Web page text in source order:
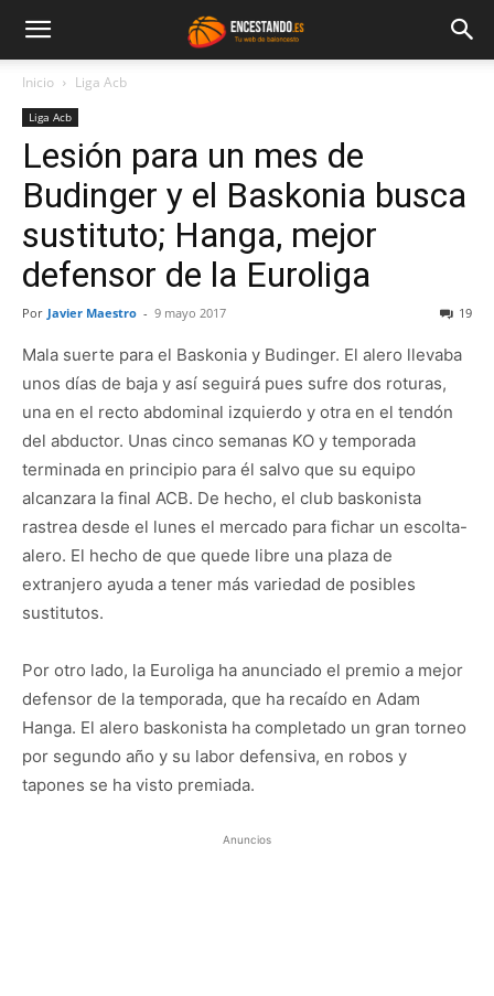
Inicio Liga Acb
Liga Acb
Lesión para un mes de
Budinger y el Baskonia busca
sustituto; Hanga, mejor
defensor de la Euroliga
Por Javier Maestro - 9 mayo 2017 19
Mala suerte para el Baskonia y Budinger. El alero llevaba
unos días de baja y así seguirá pues sufre dos roturas,
una en el recto abdominal izquierdo y otra en el tendón
del abductor. Unas cinco semanas KO y temporada
terminada en principio para él salvo que su equipo
alcanzara la final ACB. De hecho, el club baskonista
rastrea desde el lunes el mercado para fichar un escolta-
alero. El hecho de que quede libre una plaza de
extranjero ayuda a tener más variedad de posibles
sustitutos.
Por otro lado, la Euroliga ha anunciado el premio a mejor
defensor de la temporada, que ha recaído en Adam
Hanga. El alero baskonista ha completado un gran torneo
por segundo año y su labor defensiva, en robos y
tapones se ha visto premiada.
Anuncios